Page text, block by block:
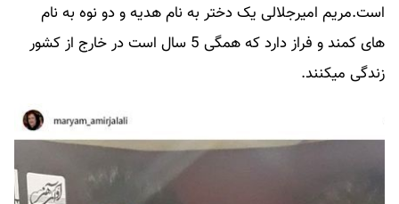
است.مریم امیرجلالی یک دختر به نام هدیه و دو نوه به نام
های کمند و فراز دارد که همگی 5 سال است در خارج از کشور
زندگی میکنند.